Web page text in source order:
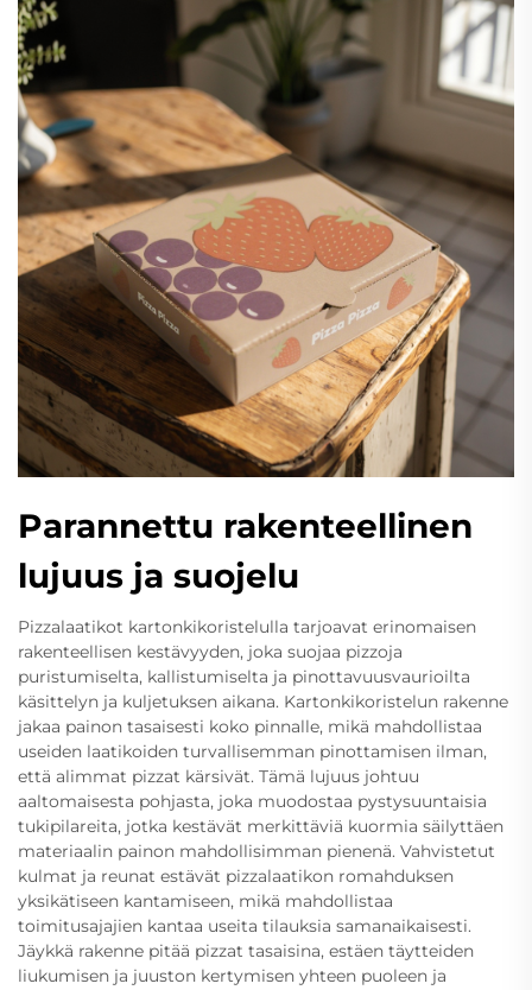
Parannettu rakenteellinen
lujuus ja suojelu
Pizzalaatikot kartonkikoristelulla tarjoavat erinomaisen
rakenteellisen kestävyyden, joka suojaa pizzoja
puristumiselta, kallistumiselta ja pinottavuusvaurioilta
käsittelyn ja kuljetuksen aikana. Kartonkikoristelun rakenne
jakaa painon tasaisesti koko pinnalle, mikä mahdollistaa
useiden laatikoiden turvallisemman pinottamisen ilman,
että alimmat pizzat kärsivät. Tämä lujuus johtuu
aaltomaisesta pohjasta, joka muodostaa pystysuuntaisia
tukipilareita, jotka kestävät merkittäviä kuormia säilyttäen
materiaalin painon mahdollisimman pienenä. Vahvistetut
kulmat ja reunat estävät pizzalaatikon romahduksen
yksikätiseen kantamiseen, mikä mahdollistaa
toimitusajajien kantaa useita tilauksia samanaikaisesti.
Jäykkä rakenne pitää pizzat tasaisina, estäen täytteiden
liukumisen ja juuston kertymisen yhteen puoleen ja